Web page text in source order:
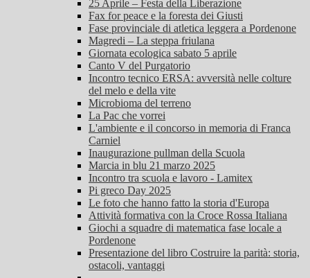
25 Aprile – Festa della Liberazione
Fax for peace e la foresta dei Giusti
Fase provinciale di atletica leggera a Pordenone
Magredi – La steppa friulana
Giornata ecologica sabato 5 aprile
Canto V del Purgatorio
Incontro tecnico ERSA: avversità nelle colture
del melo e della vite
Microbioma del terreno
La Pac che vorrei
L'ambiente e il concorso in memoria di Franca
Carniel
Inaugurazione pullman della Scuola
Marcia in blu 21 marzo 2025
Incontro tra scuola e lavoro - Lamitex
Pi greco Day 2025
Le foto che hanno fatto la storia d'Europa
Attività formativa con la Croce Rossa Italiana
Giochi a squadre di matematica fase locale a
Pordenone
Presentazione del libro Costruire la parità: storia,
ostacoli, vantaggi